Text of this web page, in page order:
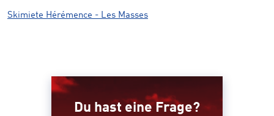
Skimiete Hérémence - Les Masses
Du hast eine Frage?